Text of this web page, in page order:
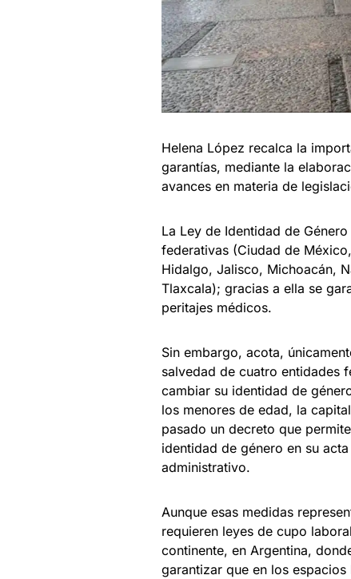
Helena López recalca la
garantías, mediante la
avances en materia de
La Ley de Identidad de
federativas (Ciudad de
Hidalgo, Jalisco, Michoacán,
Tlaxcala); gracias a ella se
peritajes médicos.
Sin embargo, acota,
salvedad de cuatro entidades
cambiar su identidad de
los menores de edad, la
pasado un decreto que
identidad de género en su
administrativo.
Aunque esas medidas
requieren leyes de cupo
continente, en Argentina,
garantizar que en los